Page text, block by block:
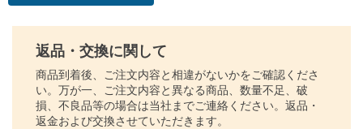
返品・交換に関して
商品到着後、ご注文内容と相違がないかをご確認くださ
い。万が一、ご注文内容と異なる商品、数量不足、破
損、不良品等の場合は当社までご連絡ください。返品・
返金および交換させていただきます。